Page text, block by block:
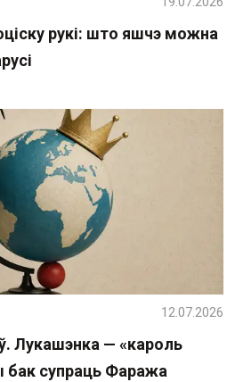
рукі: што яшчэ можна
Лукашэнка — «кароль
бак супраць Фаража
12.07.2026